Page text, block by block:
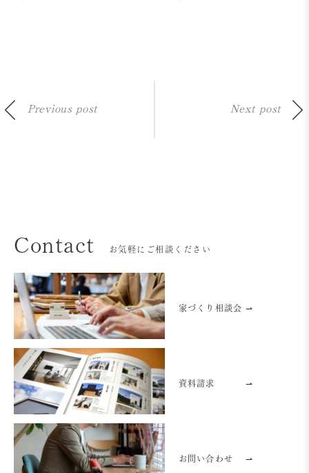
Previous post Next post
Contact お気軽にご相談ください
家づくり相談会 ⇀
資料請求 ⇀
お問い合わせ ⇀